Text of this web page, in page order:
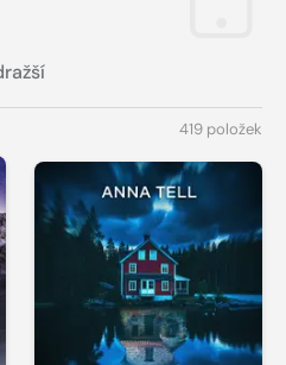
419 položek